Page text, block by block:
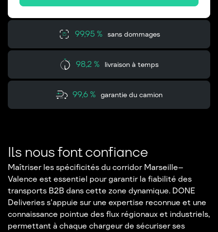
99,95 % sans dommages
98,2 % livraison à temps
99,6 % garantie du camion
Ils nous font confiance
Maîtriser les spécificités du corridor Marseille–
Valence est essentiel pour garantir la fiabilité des
transports B2B dans cette zone dynamique. DONE
Deliveries s'appuie sur une expertise reconnue et une
connaissance pointue des flux régionaux et industriels,
permettant à chaque chargeur de sécuriser ses